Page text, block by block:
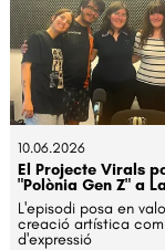
10.06.2026
El Projecte Virals
"Polònia Gen Z" a
L'episodi posa en
creació artística
d'expressió